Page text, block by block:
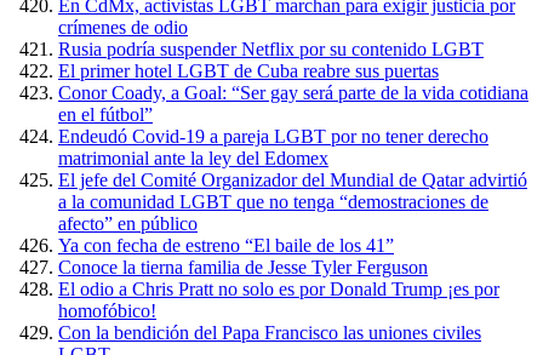
En CdMx, activistas LGBT marchan para exigir justicia por
crímenes de odio
Rusia podría suspender Netflix por su contenido LGBT
El primer hotel LGBT de Cuba reabre sus puertas
Conor Coady, a Goal: “Ser gay será parte de la vida cotidiana
en el fútbol”
Endeudó Covid-19 a pareja LGBT por no tener derecho
matrimonial ante la ley del Edomex
El jefe del Comité Organizador del Mundial de Qatar advirtió
a la comunidad LGBT que no tenga “demostraciones de
afecto” en público
Ya con fecha de estreno “El baile de los 41”
Conoce la tierna familia de Jesse Tyler Ferguson
El odio a Chris Pratt no solo es por Donald Trump ¡es por
homofóbico!
Con la bendición del Papa Francisco las uniones civiles